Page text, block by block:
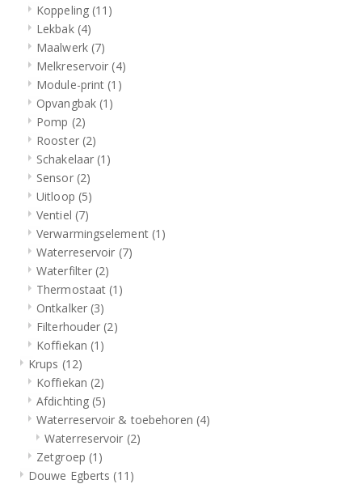
Koppeling (11)
Lekbak (4)
Maalwerk (7)
Melkreservoir (4)
Module-print (1)
Opvangbak (1)
Pomp (2)
Rooster (2)
Schakelaar (1)
Sensor (2)
Uitloop (5)
Ventiel (7)
Verwarmingselement (1)
Waterreservoir (7)
Waterfilter (2)
Thermostaat (1)
Ontkalker (3)
Filterhouder (2)
Koffiekan (1)
Krups (12)
Koffiekan (2)
Afdichting (5)
Waterreservoir & toebehoren (4)
Waterreservoir (2)
Zetgroep (1)
Douwe Egberts (11)